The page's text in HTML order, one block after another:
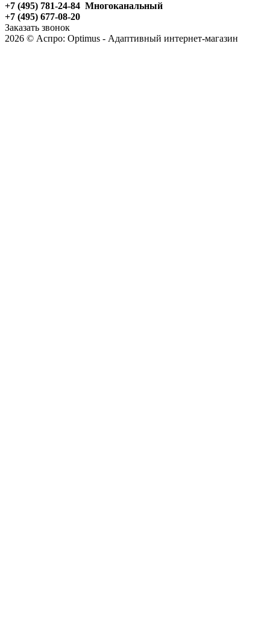
+7 (495) 781-24-84 Многоканальный
+7 (495) 677-08-20
Заказать звонок
2026 © Аспро: Optimus - Адаптивный интернет-магазин